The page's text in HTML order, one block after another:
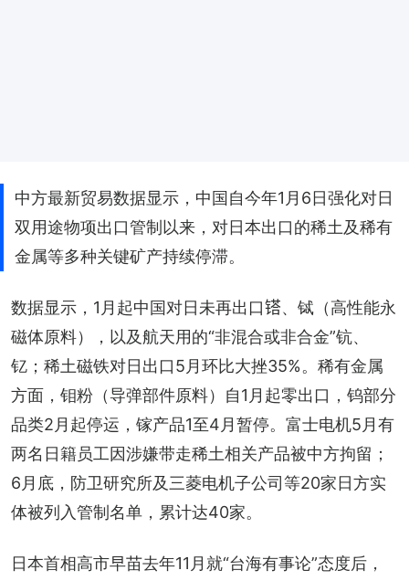
中方最新贸易数据显示，中国自今年1月6日强化对日
双用途物项出口管制以来，对日本出口的稀土及稀有
金属等多种关键矿产持续停滞。
数据显示，1月起中国对日未再出口𨱏、铽（高性能永
磁体原料），以及航天用的“非混合或非合金”钪、
钇；稀土磁铁对日出口5月环比大挫35%。稀有金属
方面，钼粉（导弹部件原料）自1月起零出口，钨部分
品类2月起停运，镓产品1至4月暂停。富士电机5月有
两名日籍员工因涉嫌带走稀土相关产品被中方拘留；
6月底，防卫研究所及三菱电机子公司等20家日方实
体被列入管制名单，累计达40家。
日本首相高市早苗去年11月就“台海有事论”态度后，